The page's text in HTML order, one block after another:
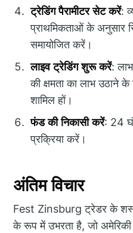
ट्रेडिंग पैरामीटर सेट करें:
प्राथमिकताओं के अनुसार
समायोजित करें।
लाइव ट्रेडिंग शुरू करें:
की क्षमता का लाभ उठाने
शामिल हों।
फंड की निकासी करें: 24
प्रक्रिया करें।
अंतिम विचार
Fest Zinsburg ट्रेडर के
के रूप में उभरता है, जो